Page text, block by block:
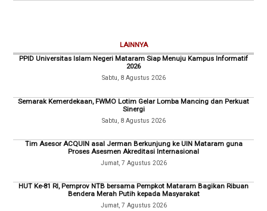
LAINNYA
PPID Universitas Islam Negeri Mataram Siap Menuju Kampus Informatif
2026
Sabtu, 8 Agustus 2026
Semarak Kemerdekaan, FWMO Lotim Gelar Lomba Mancing dan Perkuat
Sinergi
Sabtu, 8 Agustus 2026
Tim Asesor ACQUIN asal Jerman Berkunjung ke UIN Mataram guna
Proses Asesmen Akreditasi Internasional
Jumat, 7 Agustus 2026
HUT Ke-81 RI, Pemprov NTB bersama Pempkot Mataram Bagikan Ribuan
Bendera Merah Putih kepada Masyarakat
Jumat, 7 Agustus 2026